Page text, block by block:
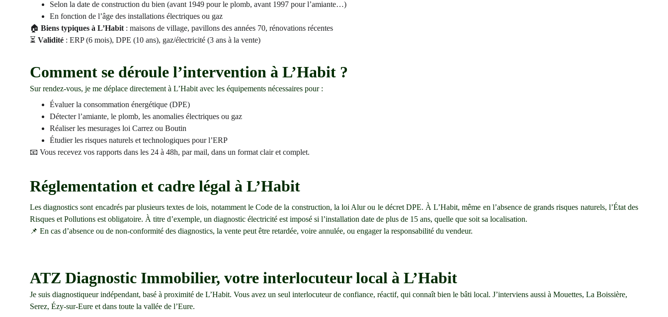
Selon la date de construction du bien (avant 1949 pour le plomb, avant 1997 pour l’amiante…)
En fonction de l’âge des installations électriques ou gaz
🏠 Biens typiques à L’Habit : maisons de village, pavillons des années 70, rénovations récentes
⏳ Validité : ERP (6 mois), DPE (10 ans), gaz/électricité (3 ans à la vente)
Comment se déroule l’intervention à L’Habit ?
Sur rendez-vous, je me déplace directement à L’Habit avec les équipements nécessaires pour :
Évaluer la consommation énergétique (DPE)
Détecter l’amiante, le plomb, les anomalies électriques ou gaz
Réaliser les mesurages loi Carrez ou Boutin
Étudier les risques naturels et technologiques pour l’ERP
📧 Vous recevez vos rapports dans les 24 à 48h, par mail, dans un format clair et complet.
Réglementation et cadre légal à L’Habit
Les diagnostics sont encadrés par plusieurs textes de lois, notamment le Code de la construction, la loi Alur ou le décret DPE. À L’Habit, même en l’absence de grands risques naturels, l’État des
Risques et Pollutions est obligatoire. À titre d’exemple, un diagnostic électricité est imposé si l’installation date de plus de 15 ans, quelle que soit sa localisation.
📌 En cas d’absence ou de non-conformité des diagnostics, la vente peut être retardée, voire annulée, ou engager la responsabilité du vendeur.
ATZ Diagnostic Immobilier, votre interlocuteur local à L’Habit
Je suis diagnostiqueur indépendant, basé à proximité de L’Habit. Vous avez un seul interlocuteur de confiance, réactif, qui connaît bien le bâti local. J’interviens aussi à Mouettes, La Boissière,
Serez, Ézy-sur-Eure et dans toute la vallée de l’Eure.